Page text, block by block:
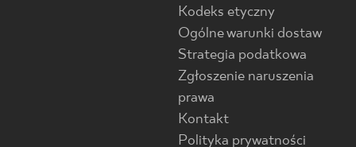
Kodeks etyczny
Ogólne warunki dostaw
Strategia podatkowa
Zgłoszenie naruszenia
prawa
Kontakt
Polityka prywatności